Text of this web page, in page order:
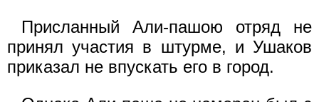
Присланный Али-пашою отряд не
принял участия в штурме, и Ушаков
приказал не впускать его в город.